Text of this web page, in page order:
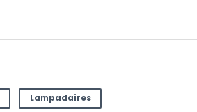
Lampadaires